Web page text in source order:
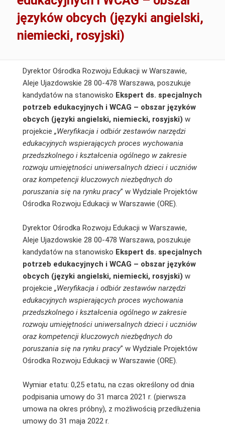
języków obcych (języki angielski,
niemiecki, rosyjski)
Dyrektor Ośrodka Rozwoju Edukacji w Warszawie,
Aleje Ujazdowskie 28 00-478 Warszawa, poszukuje
kandydatów na stanowisko Ekspert ds. specjalnych
potrzeb edukacyjnych i WCAG – obszar języków
obcych (języki angielski, niemiecki, rosyjski) w
projekcie „Weryfikacja i odbiór zestawów narzędzi
edukacyjnych wspierających proces wychowania
przedszkolnego i kształcenia ogólnego w zakresie
rozwoju umiejętności uniwersalnych dzieci i uczniów
oraz kompetencji kluczowych niezbędnych do
poruszania się na rynku pracy” w Wydziale Projektów
Ośrodka Rozwoju Edukacji w Warszawie (ORE).
Dyrektor Ośrodka Rozwoju Edukacji w Warszawie,
Aleje Ujazdowskie 28 00-478 Warszawa, poszukuje
kandydatów na stanowisko Ekspert ds. specjalnych
potrzeb edukacyjnych i WCAG – obszar języków
obcych (języki angielski, niemiecki, rosyjski) w
projekcie „Weryfikacja i odbiór zestawów narzędzi
edukacyjnych wspierających proces wychowania
przedszkolnego i kształcenia ogólnego w zakresie
rozwoju umiejętności uniwersalnych dzieci i uczniów
oraz kompetencji kluczowych niezbędnych do
poruszania się na rynku pracy” w Wydziale Projektów
Ośrodka Rozwoju Edukacji w Warszawie (ORE).
Wymiar etatu: 0,25 etatu, na czas określony od dnia
podpisania umowy do 31 marca 2021 r. (pierwsza
umowa na okres próbny), z możliwością przedłużenia
umowy do 31 maja 2022 r.